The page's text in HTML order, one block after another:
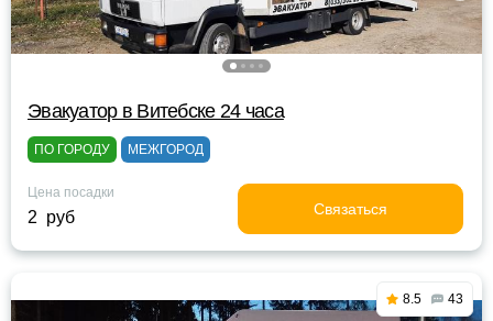
Эвакуатор в Витебске 24 часа
ПО ГОРОДУ МЕЖГОРОД
Цена посадки
2 руб Связаться
8.5 43